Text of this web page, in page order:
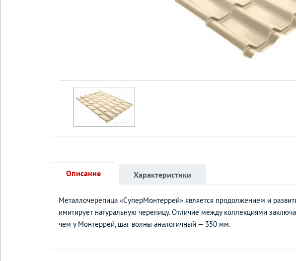
Описание
Металлочерепица «СуперМонтеррей» является продолжением и
имитирует натуральную черепицу. Отличие между коллекциями
чем у Монтеррей, шаг волны аналогичный — 350 мм.
Характеристики